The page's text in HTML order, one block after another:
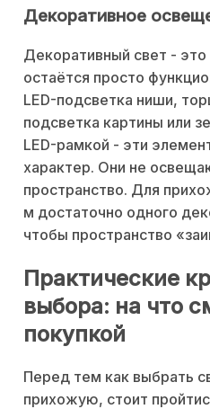
Декоративное
Декоративный свет -
остаётся просто
LED-подсветка ниши,
подсветка картины или
LED-рамкой - эти
характер. Они не
пространство. Для
м достаточно одного
чтобы пространство
Практические
выбора: на что
покупкой
Перед тем как выбрать
прихожую, стоит